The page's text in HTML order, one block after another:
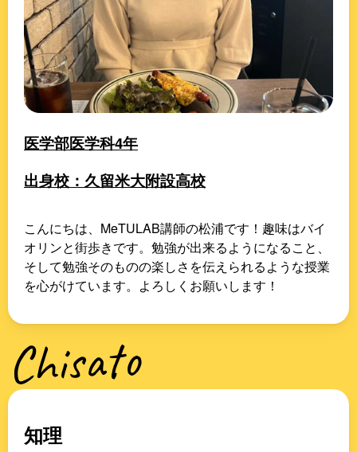
医学部医学科4年
出身校：久留米大附設高校
こんにちは、MeTULAB講師の松浦です！趣味はバイ
オリンと街歩きです。勉強が出来るようになること、
そして勉強そのものの楽しさを伝えられるような授業
を心がけています。よろしくお願いします！
Chisato
知理